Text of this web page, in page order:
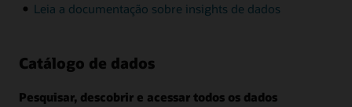
Leia a documentação sobre insights de dados
Catálogo de dados
Pesquisar, descobrir e acessar todos os dados